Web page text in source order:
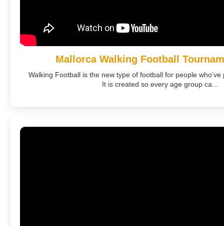
Mallorca Walking Football
Walking Football is the new type of football for people
It is created so every age group ca...